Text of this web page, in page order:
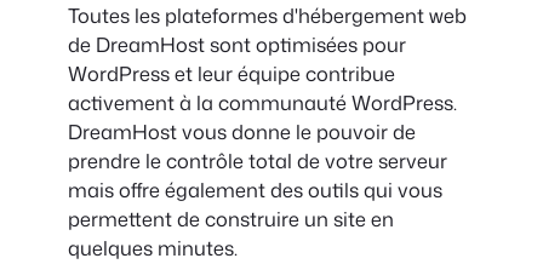
Toutes les plateformes d'hébergement web
de DreamHost sont optimisées pour
WordPress et leur équipe contribue
activement à la communauté WordPress.
DreamHost vous donne le pouvoir de
prendre le contrôle total de votre serveur
mais offre également des outils qui vous
permettent de construire un site en
quelques minutes.